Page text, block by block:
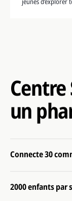
Centre
un
Connecte 30
2000 enfants par